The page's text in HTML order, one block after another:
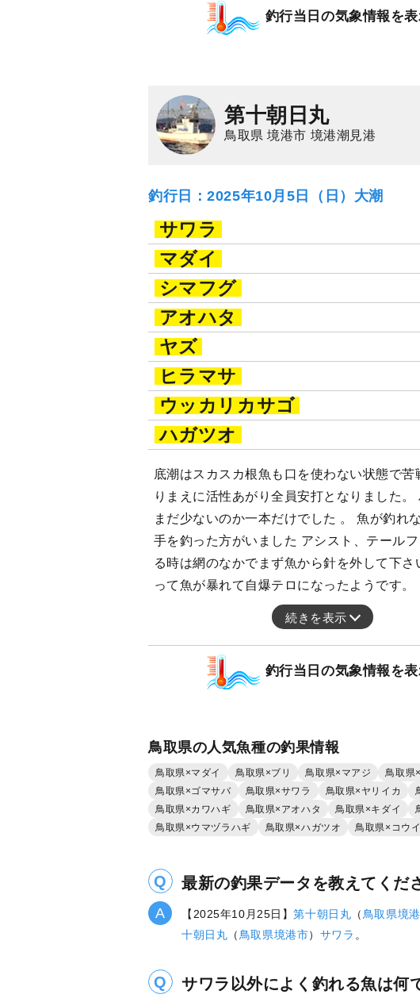
釣行当日の気象情報を
第十朝日丸
鳥取県 境港市 境港潮見港
釣行日：2025年10月5日（日）大潮
サワラ
マダイ
シマフグ
アオハタ
ヤズ
ヒラマサ
ウッカリカサゴ
ハガツオ
底潮はスカスカ根魚も口を使わない状態で苦
りまえに活性あがり全員安打となりました。
まだ少ないのか一本だけでした 。 魚が釣れ
手を釣った方がいました アシスト、テール
る時は網のなかでまず魚から針を外して下さ
って魚が暴れて自爆テロになったようです。
続きを表示
釣行当日の気象情報を
鳥取県の人気魚種の釣果情報
鳥取県×マダイ 鳥取県×ブリ 鳥取県×マアジ 鳥取県
鳥取県×ゴマサバ
鳥取県×サワラ 鳥取県×ヤリイカ
鳥取県×カワハギ
鳥取県×アオハタ 鳥取県×キダイ
鳥取県×ウマヅラハギ
鳥取県×ハガツオ 鳥取県×コウ
最新の釣果データを教えてくだ
【2025年10月25日】第十朝日丸 （ 鳥取県境
十朝日丸 （ 鳥取県境港市） サワラ 。
サワラ以外によく釣れる魚は何